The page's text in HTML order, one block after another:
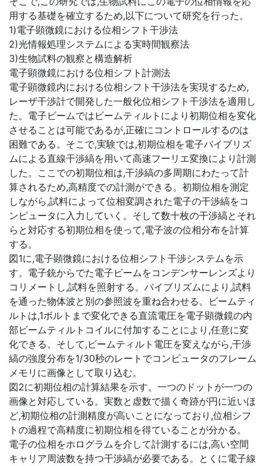
用する基礎を確立するため,以下について研究を行った。
1)電子顕微鏡における位相シフト干渉法
2)光情報処理システムによる実時間観察法
3)生物試料の観察と構造解析
電子顕微鏡における位相シフト計測法
電子顕微鏡内における位相シフト干渉法を実現するため,
レーザ干渉計で開発した一般化位相シフト干渉法を適用し
た。電子ビームではビームティルトにより初期位相を変化
させることは可能であるが,正確にコントロールするのは
困難である。そこで,実験では,初期位相を電子バイブリズ
ムによる直線干渉縞を用いて高速フーリエ変換により計測
した。ここでの初期位相は,干渉縞の多周期にわたって計
算されるため,高精度での計測ができる。初期位相を測定
しながら,試料によって位相変調された電子の干渉縞をコ
ンピュータに入力していく。そして数十枚の干渉縞とそれ
らと対応する初期位相を使って,電子波の位相分布を計算
する。
図1に,電子顕微鏡における位相シフト干渉システムを示
す。電子銃からでた電子ビームをコンデンサーレンズより
コリメートし,試料を照射する。バイブリズムにより,試料
を通った物体波と別の参照波を重ね合わせる。ビームティ
ルトは,1ボルトまで変化できる直流電圧を電子顕微鏡の内
部ビームティルトコイルに付加することにより,任意に変
化できる。そして,ビームティルト電圧を変えながら,干渉
縞の強度分布を1/30秒のレートでコンピュータのフレーム
メモリに画像として取り込む。
図2に初期位相の計算結果を示す。一つのドットが一つの
画像と対応している。実数と虚数で描く奇跡が円に近いほ
ど,初期位相の計測精度が高いことになっており,位相シフ
トの過程で高精度に初期位相を得ていることが分かる。
電子の位相をホログラムを介して計測するには,高い空間
キャリア周波数を持つ干渉縞が必要である。とくに電子線